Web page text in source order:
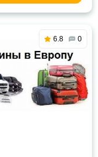
6.8 0